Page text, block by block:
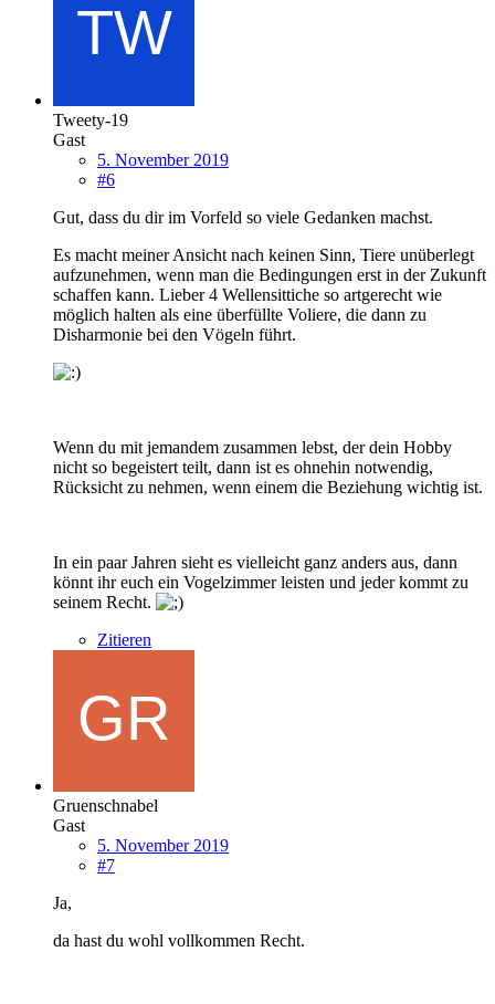
Tweety-19
Gast
5. November 2019
#6
Gut, dass du dir im Vorfeld so viele Gedanken machst.
Es macht meiner Ansicht nach keinen Sinn, Tiere unüberlegt
aufzunehmen, wenn man die Bedingungen erst in der Zukunft
schaffen kann. Lieber 4 Wellensittiche so artgerecht wie
möglich halten als eine überfüllte Voliere, die dann zu
Disharmonie bei den Vögeln führt.
Wenn du mit jemandem zusammen lebst, der dein Hobby
nicht so begeistert teilt, dann ist es ohnehin notwendig,
Rücksicht zu nehmen, wenn einem die Beziehung wichtig ist.
In ein paar Jahren sieht es vielleicht ganz anders aus, dann
könnt ihr euch ein Vogelzimmer leisten und jeder kommt zu
seinem Recht.
Zitieren
Gruenschnabel
Gast
5. November 2019
#7
Ja,
da hast du wohl vollkommen Recht.